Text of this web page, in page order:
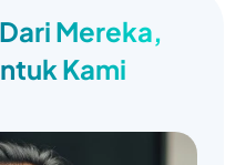
Mereka,
Kami